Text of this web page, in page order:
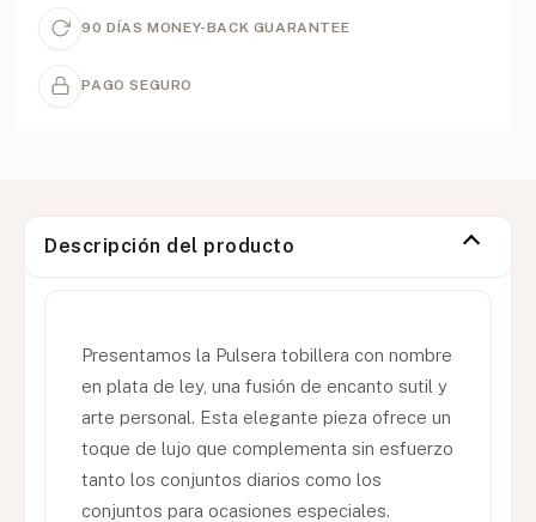
90 DÍAS MONEY-BACK GUARANTEE
PAGO SEGURO
Descripción del producto
Presentamos la Pulsera tobillera con nombre
en plata de ley, una fusión de encanto sutil y
arte personal. Esta elegante pieza ofrece un
toque de lujo que complementa sin esfuerzo
tanto los conjuntos diarios como los
conjuntos para ocasiones especiales.